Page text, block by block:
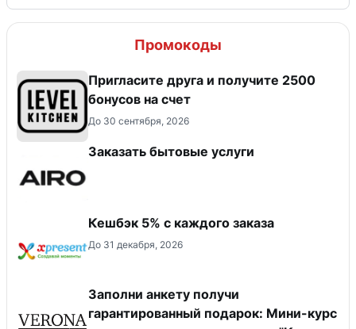
Промокоды
Пригласите друга и получите 2500
бонусов на счет
До 30 сентября, 2026
Заказать бытовые услуги
Кешбэк 5% с каждого заказа
До 31 декабря, 2026
Заполни анкету получи
гарантированный подарок: Мини-курс